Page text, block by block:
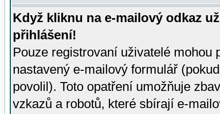
Když kliknu na e-mailový odkaz
přihlášení!
Pouze registrovaní uživatelé mohou
nastavený e-mailový formulář
povolil). Toto opatření umožňuje
vzkazů a robotů, které sbírají e-